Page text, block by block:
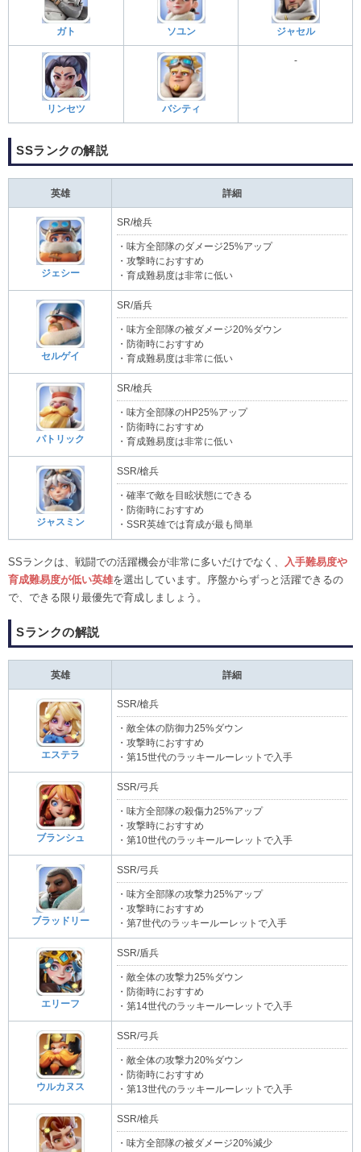
ガト ソユン ジャセル
リンセツ バシティ
-
SSランクの解説
英雄 詳細
ジェシー
SR/槍兵
・味方全部隊のダメージ25%アップ
・攻撃時におすすめ
・育成難易度は非常に低い
セルゲイ
SR/盾兵
・味方全部隊の被ダメージ20%ダウン
・防衛時におすすめ
・育成難易度は非常に低い
パトリック
SR/槍兵
・味方全部隊のHP25%アップ
・防衛時におすすめ
・育成難易度は非常に低い
ジャスミン
SSR/槍兵
・確率で敵を目眩状態にできる
・防衛時におすすめ
・SSR英雄では育成が最も簡単
SSランクは、戦闘での活躍機会が非常に多いだけでなく、
入手難易度や
育成難易度が低い英雄を選出しています。序盤からずっと活躍できるの
で、できる限り最優先で育成しましょう。
Sランクの解説
英雄 詳細
エステラ
SSR/槍兵
・敵全体の防御力25%ダウン
・攻撃時におすすめ
・第15世代のラッキールーレットで入手
ブランシュ
SSR/弓兵
・味方全部隊の殺傷力25%アップ
・攻撃時におすすめ
・第10世代のラッキールーレットで入手
ブラッドリー
SSR/弓兵
・味方全部隊の攻撃力25%アップ
・攻撃時におすすめ
・第7世代のラッキールーレットで入手
エリーフ
SSR/盾兵
・敵全体の攻撃力25%ダウン
・防衛時におすすめ
・第14世代のラッキールーレットで入手
ウルカヌス
SSR/弓兵
・敵全体の攻撃力20%ダウン
・防衛時におすすめ
・第13世代のラッキールーレットで入手
SSR/槍兵
・味方全部隊の被ダメージ20%減少